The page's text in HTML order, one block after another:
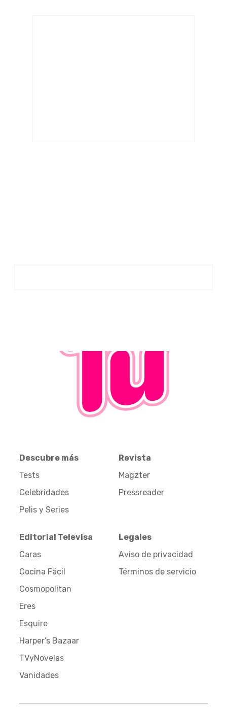
Descubre más
Tests
Celebridades
Pelis y Series
Revista
Magzter
Pressreader
Editorial Televisa
Caras
Cocina Fácil
Cosmopolitan
Eres
Esquire
Harper’s Bazaar
TVyNovelas
Vanidades
Legales
Aviso de privacidad
Términos de servicio